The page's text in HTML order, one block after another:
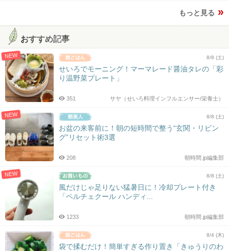
もっと見る
おすすめ記事
NEW 8/8 (土)
せいろでモーニング！マーマレード醤油タレの「彩
り温野菜プレート」
サヤ（せいろ料理インフルエンサー/栄養士）
351
NEW 8/8 (土)
お盆の来客前に！朝の短時間で整う“玄関・リビン
グ”リセット術3選
朝時間.jp編集部
208
NEW 8/8 (土)
風だけじゃ足りない猛暑日に！冷却プレート付き
「ペルチェクール ハンディ...
朝時間.jp編集部
1233
8/4 (木)
袋で揉むだけ！簡単すぎる作り置き「きゅうりのわ